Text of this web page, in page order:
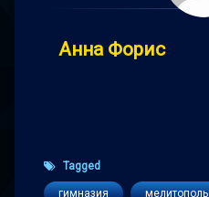
Анна Форис
Tagged
гимназия мелитополь